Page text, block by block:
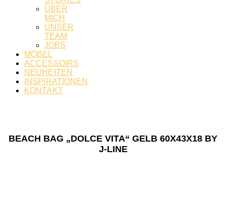
ÜBER
MICH
UNSER
TEAM
JOBS
MÖBEL
ACCESSOIRS
NEUHEITEN
INSPIRATIONEN
KONTAKT
BEACH BAG „DOLCE VITA“ GELB 60X43X18 BY
J-LINE